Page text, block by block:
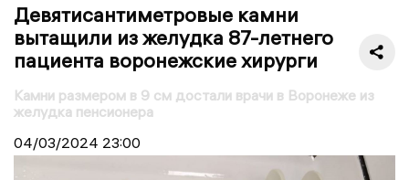
Девятисантиметровые камни
вытащили из желудка 87-летнего
пациента воронежские хирурги
Камни размером в 9 см достали врачи в Воронеже из
желудка пенсионера
04/03/2024 23:00